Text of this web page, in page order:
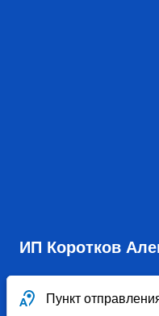
ИП Коротков
Пункт